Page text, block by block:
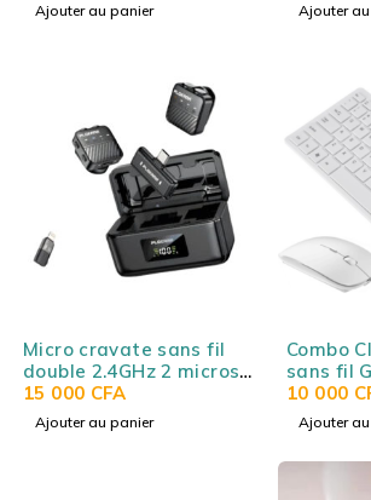
spatial, 75h
Ugreen Hitune Max 5C
Ajouter au panier Ajouter
Micro cravate sans fil
double 2.4GHz 2 micros
25m PLOKAMA
MICROPHONE VM-80
15 000 CFA
Ajouter au panier
Combo
sans fil
–
Français
10 000
Ajouter